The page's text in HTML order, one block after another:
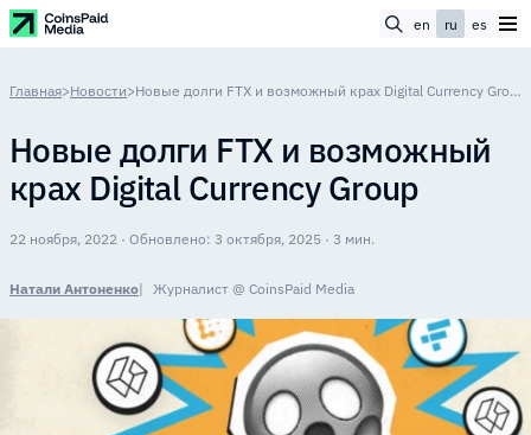
en ru es
Главная>Новости> Новые долги FTX и возможный крах Digital Currency Group
Новые долги FTX и возможный
крах Digital Currency Group
22 ноября, 2022 · Обновлено: 3 октября, 2025 · 3 мин.
Натали Антоненко Журналист @ CoinsPaid Media